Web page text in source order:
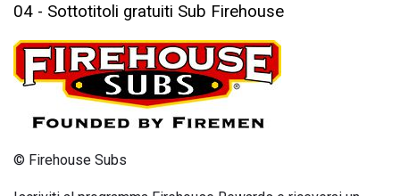
04 - Sottotitoli gratuiti Sub Firehouse
© Firehouse Subs